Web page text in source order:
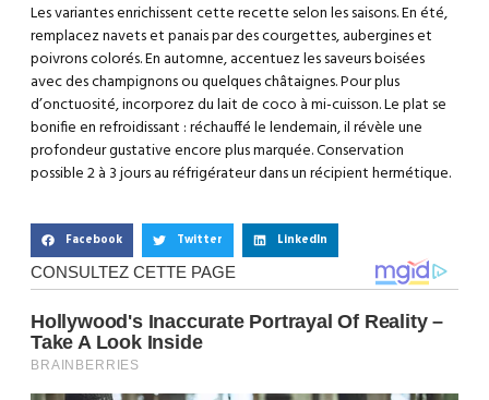
Les variantes enrichissent cette recette selon les saisons. En été,
remplacez navets et panais par des courgettes, aubergines et
poivrons colorés. En automne, accentuez les saveurs boisées
avec des champignons ou quelques châtaignes. Pour plus
d’onctuosité, incorporez du lait de coco à mi-cuisson. Le plat se
bonifie en refroidissant : réchauffé le lendemain, il révèle une
profondeur gustative encore plus marquée. Conservation
possible 2 à 3 jours au réfrigérateur dans un récipient hermétique.
Facebook Twitter LinkedIn